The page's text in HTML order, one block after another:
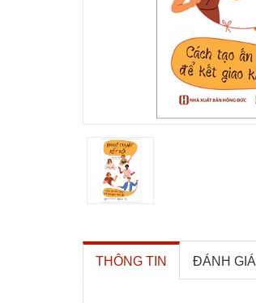
THÔNG TIN ĐÁNH GIÁ